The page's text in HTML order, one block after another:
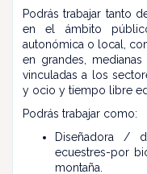
Podrás trabajar tanto
en el ámbito
autonómica o local,
en grandes,
vinculadas a los
y ocio y tiempo libre
Podrás trabajar como:
Diseñadora /
ecuestres-por
montaña.